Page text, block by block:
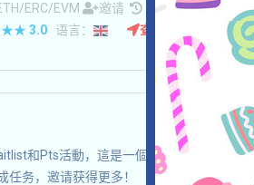
ERC/EVM 邀请
收录时间: 2026/07/
3.0 语言： 查阅详情
和Pts活動，這是一個社交交易項目，打
任务，邀请获得更多！